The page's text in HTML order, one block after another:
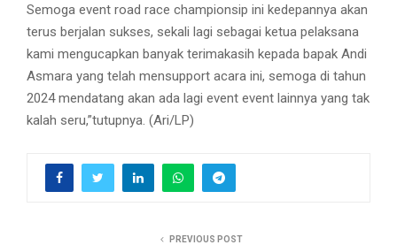
Semoga event road race championsip ini kedepannya akan
terus berjalan sukses, sekali lagi sebagai ketua pelaksana
kami mengucapkan banyak terimakasih kepada bapak Andi
Asmara yang telah mensupport acara ini, semoga di tahun
2024 mendatang akan ada lagi event event lainnya yang tak
kalah seru,”tutupnya. (Ari/LP)
PREVIOUS POST